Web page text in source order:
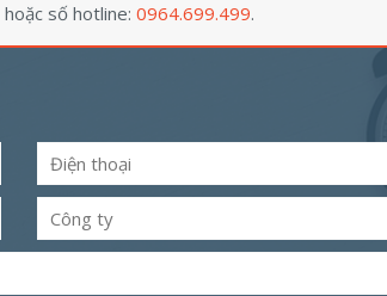
hoặc số hotline:0964.699.499.